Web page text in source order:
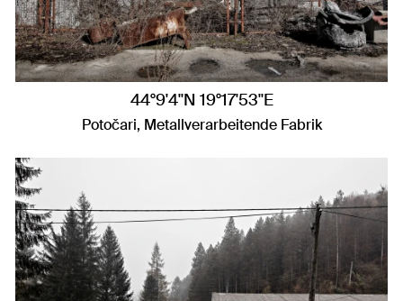
44°9'4"N 19°17'53"E
Potočari, Metallverarbeitende Fabrik